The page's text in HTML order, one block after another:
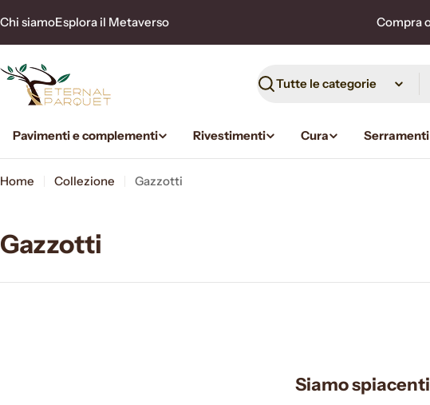
al
contenuto
Chi siamoEsplora il Metaverso Compra
Ricerca
Pavimenti e complementi Rivestimenti Cura Serramenti
Home Collezione Gazzotti
Gazzotti
Siamo